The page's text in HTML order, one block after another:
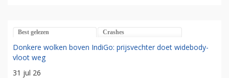
Best gelezen Crashes
Donkere wolken boven IndiGo: prijsvechter doet widebody-
vloot weg
31 jul 26